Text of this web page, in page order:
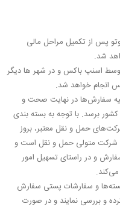
پس از تکمیل مراحل مالی
شد.
اسنپ باکس و در شهر ها دیگر
انجام خواهد شد.
سفارش‏‌ها در نهایت صحت و
برسد. با توجه به بسته بندی
حمل و نقل معتبر، بروز
شرکت متولی حمل و نقل است و
و در راستای تسهیل امور
و سفارشات پستی سفارش
و بررسی نمایند و در صورت